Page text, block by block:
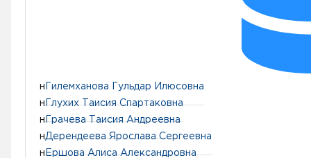
н Гилемханова Гульдар Илюсовна
нГлухих Таисия Спартаковна
нГрачева Таисия Андреевна
нДерендеева Ярослава Сергеевна
нЕршова Алиса Александровна